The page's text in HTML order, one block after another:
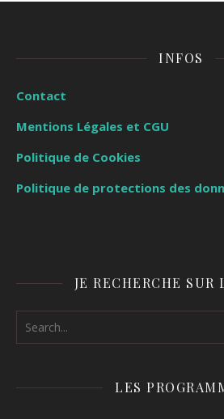
INFOS
Contact
Mentions Légales et CGU
Politique de Cookies
Politique de protections des
JE RECHERCHE
LES